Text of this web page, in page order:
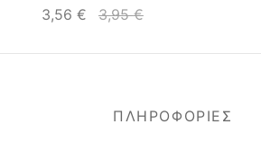
3,56 € 3,95€
ΠΛΗΡΟΦΟΡΙΕΣ